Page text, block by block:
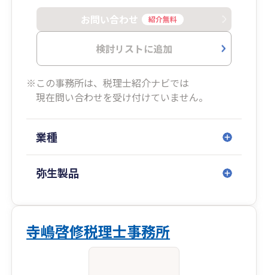
お問い合わせ 紹介無料
検討リストに追加
※この事務所は、税理士紹介ナビでは
現在問い合わせを受け付けていません。
業種
弥生製品
寺嶋啓修税理士事務所